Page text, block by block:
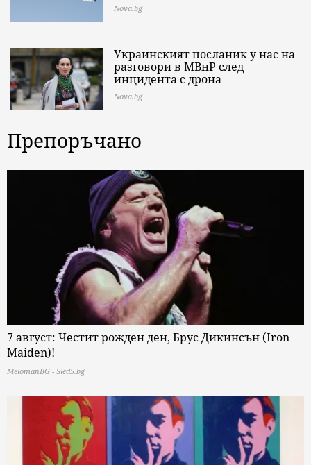
Nova.bg
Украинският посланик у нас на
разговори в МВнР след
инцидента с дрона
Nova.bg
Препоръчано
7 август: Честит рожден ден, Брус Дикинсън (Iron
Maiden)!
MelomanBG - Sled5.bg